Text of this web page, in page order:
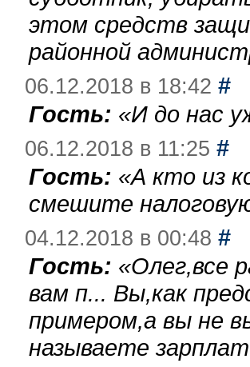
этом средств
районной
06.12.2018 в 18:42 #
Гость: «И до нас
06.12.2018 в 11:25 #
Гость: «А кто из
смешите
04.12.2018 в 00:48 #
Гость: «Олег,все
вам п... Вы,как
примером,а вы не
называете